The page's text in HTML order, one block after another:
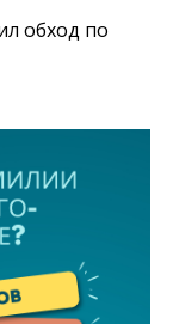
обход по